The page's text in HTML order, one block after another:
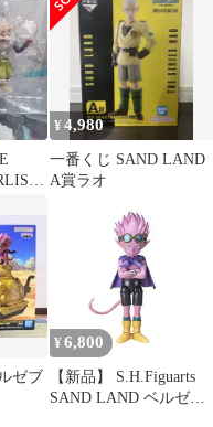
¥4,980
一番くじ SAND LAND
A賞ラオ
ゼブ
¥ 6,800
【新品】 S.H.Figuarts
SAND LAND ベルゼブ